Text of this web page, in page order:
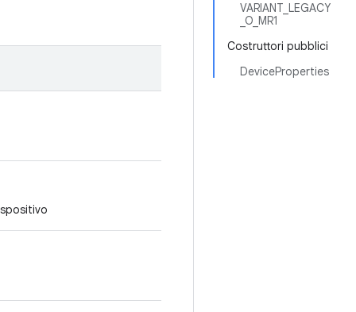
VARIANT_LEGACY
_O_MR1
Costruttori pubblici
DeviceProperties